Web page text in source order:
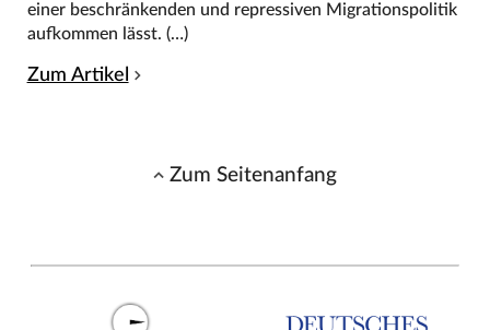
einer beschränkenden und repressiven Migrationspolitik
aufkommen lässt. (…)
Zum Artikel
Zum Seitenanfang